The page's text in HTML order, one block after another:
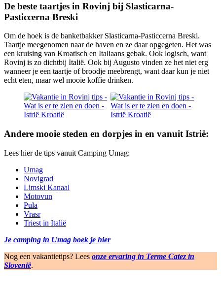
De beste taartjes in Rovinj bij Slasticarna-
Pasticcerna Breski
Om de hoek is de banketbakker Slasticarna-Pasticcerna Breski.
Taartje meegenomen naar de haven en ze daar opgegeten. Het was
een kruising van Kroatisch en Italiaans gebak. Ook logisch, want
Rovinj is zo dichtbij Italië. Ook bij Augusto vinden ze het niet erg
wanneer je een taartje of broodje meebrengt, want daar kun je niet
echt eten, maar wel mooie koffie drinken.
Andere mooie steden en dorpjes in en vanuit Istrië:
Lees hier de tips vanuit Camping Umag:
Umag
Novigrad
Limski Kanaal
Motovun
Pula
Vrasr
Triest in Italië
Je camping in Umag boek je hier
Nog een vakantietips? Lees onze ervaring in Terme Catez in
Slovenië.